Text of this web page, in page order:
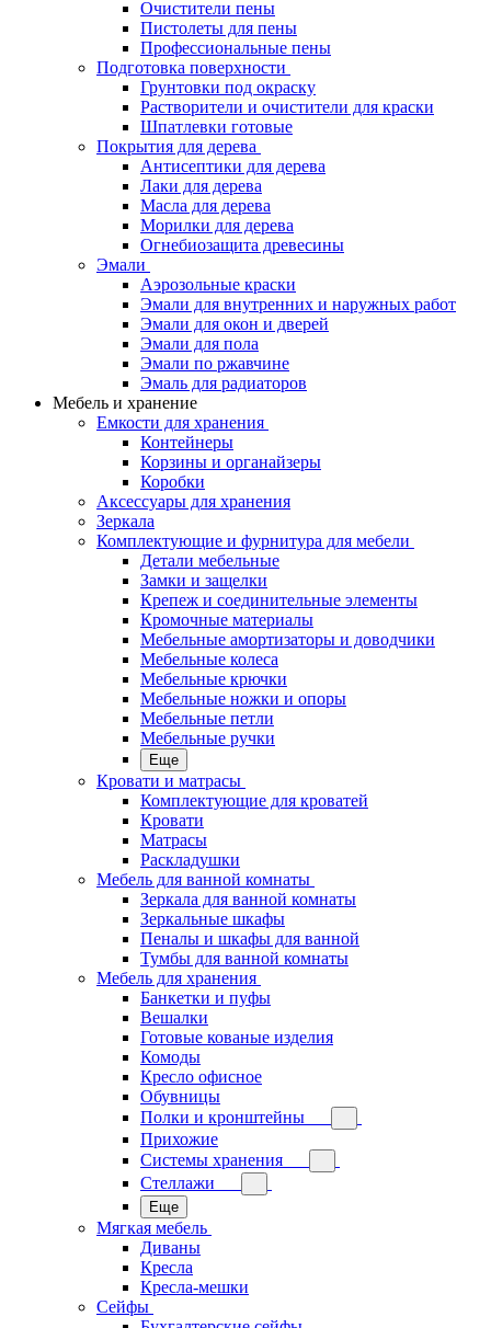
Очистители пены
Пистолеты для пены
Профессиональные пены
Подготовка поверхности
Грунтовки под окраску
Растворители и очистители для краски
Шпатлевки готовые
Покрытия для дерева
Антисептики для дерева
Лаки для дерева
Масла для дерева
Морилки для дерева
Огнебиозащита древесины
Эмали
Аэрозольные краски
Эмали для внутренних и наружных работ
Эмали для окон и дверей
Эмали для пола
Эмали по ржавчине
Эмаль для радиаторов
Мебель и хранение
Емкости для хранения
Контейнеры
Корзины и органайзеры
Коробки
Аксессуары для хранения
Зеркала
Комплектующие и фурнитура для мебели
Детали мебельные
Замки и защелки
Крепеж и соединительные элементы
Кромочные материалы
Мебельные амортизаторы и доводчики
Мебельные колеса
Мебельные крючки
Мебельные ножки и опоры
Мебельные петли
Мебельные ручки
Еще
Кровати и матрасы
Комплектующие для кроватей
Кровати
Матрасы
Раскладушки
Мебель для ванной комнаты
Зеркала для ванной комнаты
Зеркальные шкафы
Пеналы и шкафы для ванной
Тумбы для ванной комнаты
Мебель для хранения
Банкетки и пуфы
Вешалки
Готовые кованые изделия
Комоды
Кресло офисное
Обувницы
Полки и кронштейны
Прихожие
Системы хранения
Стеллажи
Еще
Мягкая мебель
Диваны
Кресла
Кресла-мешки
Сейфы